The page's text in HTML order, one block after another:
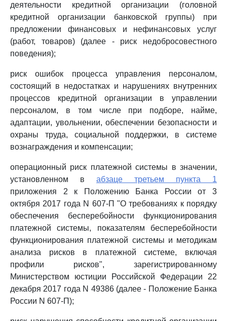
деятельности кредитной организации (головной
кредитной организации банковской группы) при
предложении финансовых и нефинансовых услуг
(работ, товаров) (далее - риск недобросовестного
поведения);
риск ошибок процесса управления персоналом,
состоящий в недостатках и нарушениях внутренних
процессов кредитной организации в управлении
персоналом, в том числе при подборе, найме,
адаптации, увольнении, обеспечении безопасности и
охраны труда, социальной поддержки, в системе
вознаграждения и компенсации;
операционный риск платежной системы в значении,
установленном в абзаце третьем пункта 1
приложения 2 к Положению Банка России от 3
октября 2017 года N 607-П "О требованиях к порядку
обеспечения бесперебойности функционирования
платежной системы, показателям бесперебойности
функционирования платежной системы и методикам
анализа рисков в платежной системе, включая
профили рисков", зарегистрированному
Министерством юстиции Российской Федерации 22
декабря 2017 года N 49386 (далее - Положение Банка
России N 607-П);